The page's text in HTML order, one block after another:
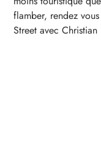
flamber, rendez
Street avec